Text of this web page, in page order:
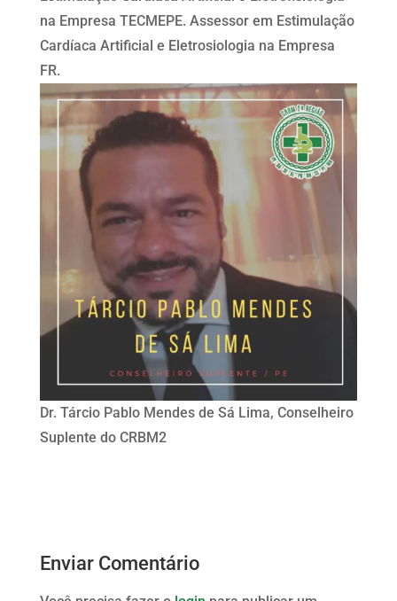
na Empresa TECMEPE. Assessor em Estimulação
Cardíaca Artificial e Eletrosiologia na Empresa
FR.
Dr. Tárcio Pablo Mendes de Sá Lima, Conselheiro
Suplente do CRBM2
Enviar Comentário